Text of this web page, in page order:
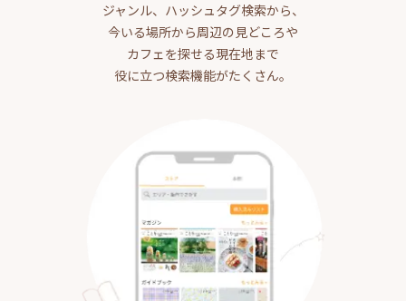
ジャンル、ハッシュタグ検索から、
今いる場所から周辺の見どころや
カフェを探せる現在地まで
役に立つ検索機能がたくさん。